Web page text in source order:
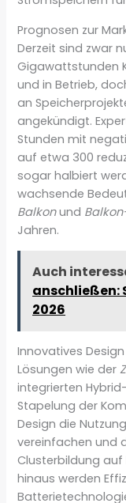
Prognosen zur
Derzeit sind zwar
Gigawattstunden
und in Betrieb,
an
angekündigt.
Stunden mit
auf etwa 300
sogar halbiert
wachsende
Balkonund
Jahren.
Auch
2026
Innovatives
Lösungen wie der
integrierten
Stapelung der
Design die
vereinfachen und
Clusterbildung auf
hinaus werden